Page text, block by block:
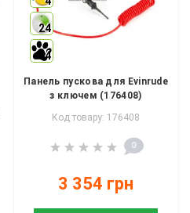
24
4
Панель пускова для Evinrude
з ключем (176408)
Код товару: 176408
0
3 354 грн